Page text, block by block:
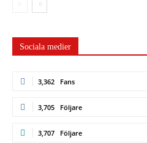
Sociala medier
3,362 Fans
3,705 Följare
3,707 Följare